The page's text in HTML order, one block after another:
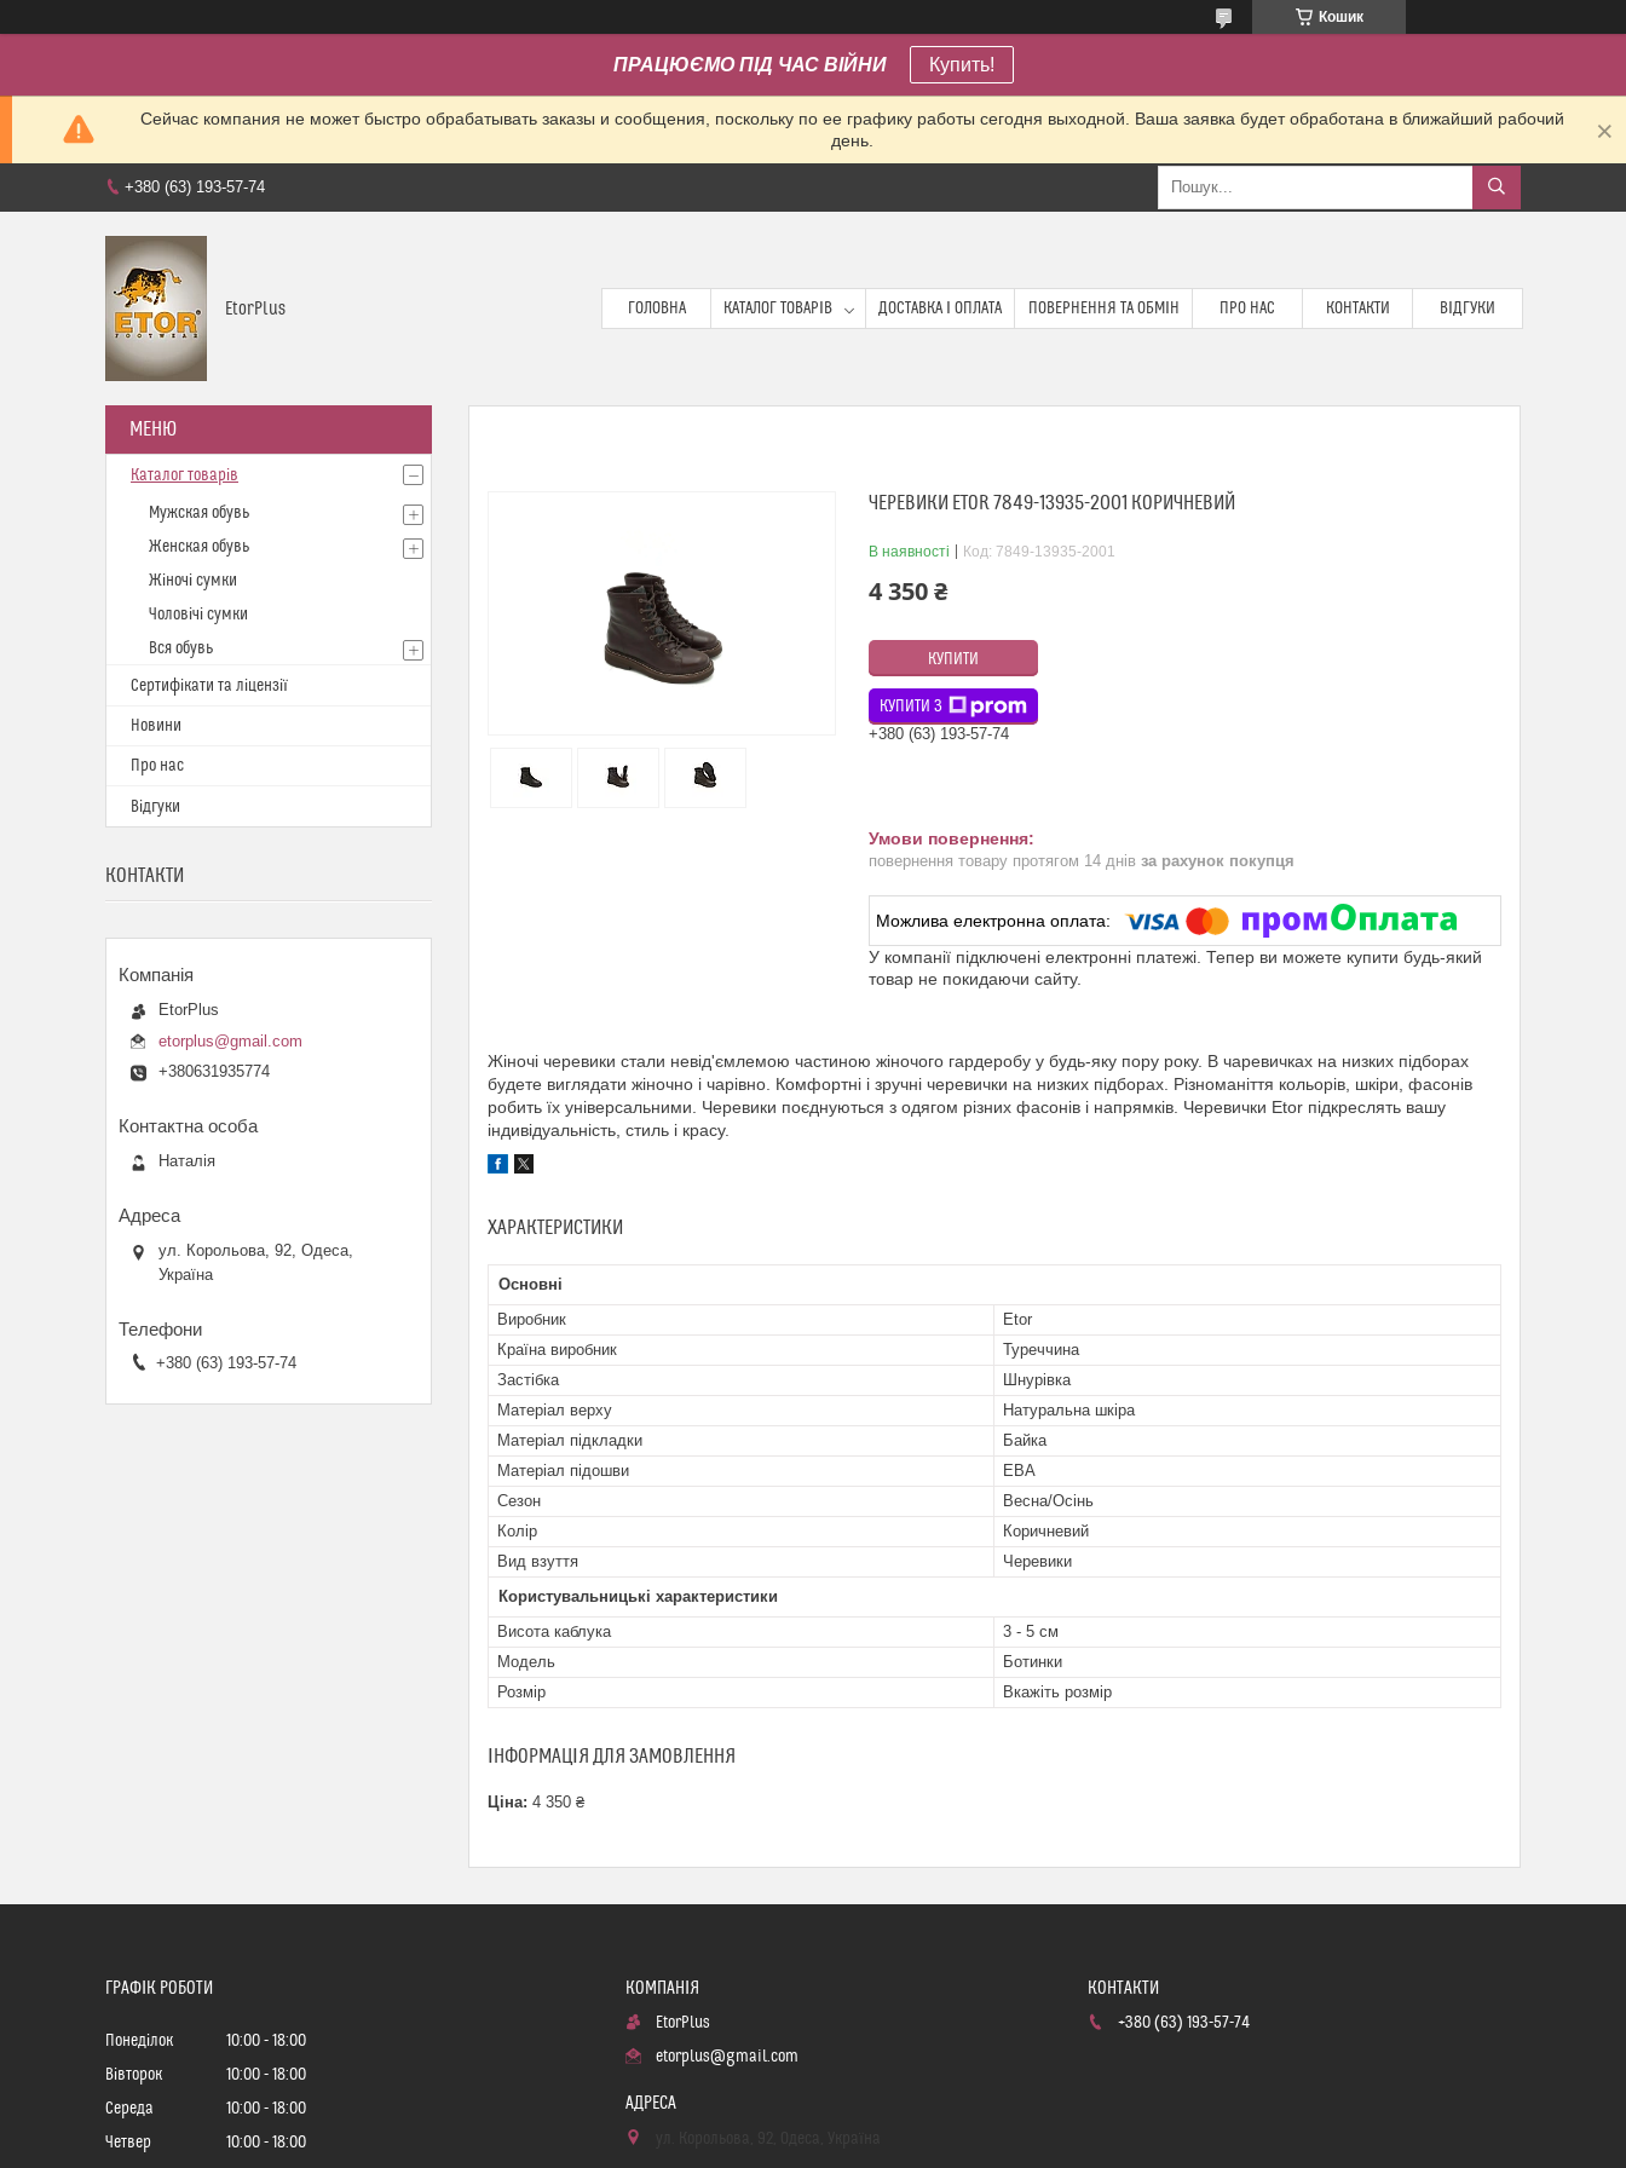
Кошик
ПРАЦЮЄМО ПІД ЧАС ВІЙНИ Купить!
Сейчас компания не может быстро обрабатывать заказы и сообщения, поскольку по ее графику работы сегодня выходной. Ваша заявка будет обработана в ближайший рабочий
день.
+380 (63) 193-57-74
EtorPlus ГОЛОВНА КАТАЛОГ ТОВАРІВ ДОСТАВКА І ОПЛАТА ПОВЕРНЕННЯ ТА ОБМІН ПРО НАС КОНТАКТИ ВІДГУКИ
ЧЕРЕВИКИ ETOR 7849-13935-2001 КОРИЧНЕВИЙ
В наявності Код: 7849-13935-2001
4 350 ₴
КУПИТИ
КУПИТИ З
+380 (63) 193-57-74
повернення товару протягом 14 днів за рахунок покупця
У компанії підключені електронні платежі. Тепер ви можете купити будь-який
товар не покидаючи сайту.
Жіночі черевики стали невід'ємлемою частиною жіночого гардеробу у будь-яку пору року. В чаревичках на низких підборах
будете виглядати жіночно і чарівно. Комфортні і зручні черевички на низких підборах. Різноманіття кольорів, шкіри, фасонів
робить їх універсальними. Черевики поєднуються з одягом різних фасонів і напрямків. Черевички Etor підкреслять вашу
індивідуальність, стиль і красу.
ХАРАКТЕРИСТИКИ
Основні
Виробник
Etor
Країна виробник
Туреччина
Застібка
Шнурівка
Матеріал верху
Натуральна шкіра
Матеріал підкладки
Байка
Матеріал підошви
ЕВА
Сезон
Весна/Осінь
Колір
Коричневий
Вид взуття
Черевики
Користувальницькі характеристики
Висота каблука
3 - 5 см
Мoдель
Ботинки
Розмір
Вкажіть розмір
ІНФОРМАЦІЯ ДЛЯ ЗАМОВЛЕННЯ
Ціна: 4 350 ₴
Каталог товарів
Мужская обувь
Женская обувь
Жіночі сумки
Чоловічі сумки
Вся обувь
Сертифікати та ліцензії
Новини
Про нас
Відгуки
КОНТАКТИ
EtorPlus
etorplus@gmail.com
+380631935774
Наталія
ул. Корольова, 92, Одеса,
Україна
+380 (63) 193-57-74
ГРАФІК РОБОТИ
Понеділок 10:00
18:00
Вівторок
10:00
18:00
Середа
10:00
18:00
Четвер
10:00
18:00
EtorPlus
etorplus@gmail.com
+380 (63) 193-57-74